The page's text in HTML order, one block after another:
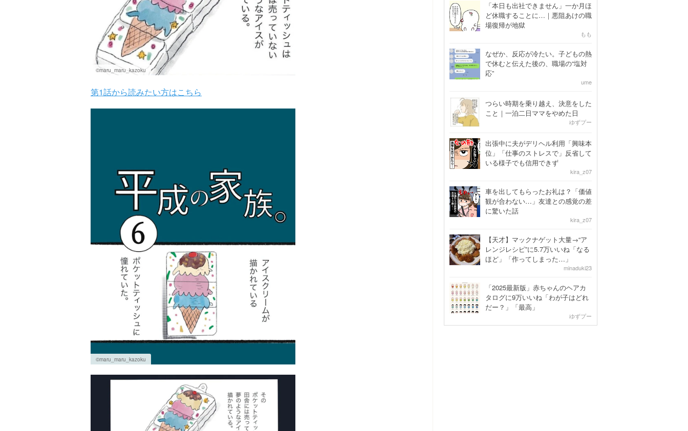
©maru_maru_kazoku
第1話から読みたい方はこちら
©maru_maru_kazoku
「本日も出社できません」一か月ほ
ど休職することに…｜悪阻あけの職
場復帰が地獄
もも
なぜか、反応が冷たい。子どもの熱
で休むと伝えた後の、職場の“塩対
応”
ume
つらい時期を乗り越え、決意をした
こと｜一泊二日ママをやめた日
ゆずプー
出張中に夫がデリヘル利用「興味本
位」「仕事のストレスで」反省して
いる様子でも信用できず
kira_z07
車を出してもらったお礼は？「価値
観が合わない…」友達との感覚の差
に驚いた話
kira_z07
【天才】マックナゲット大量→“ア
レンジレシピ”に5.7万いいね「なる
ほど」「作ってしまった…」
minaduki23
「2025最新版」赤ちゃんのヘアカ
タログに9万いいね「わが子はどれ
だー？」「最高」
ゆずプー